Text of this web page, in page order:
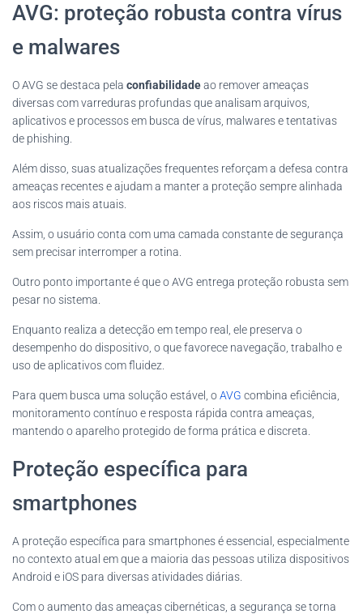
AVG: proteção robusta contra vírus
e malwares
O AVG se destaca pela confiabilidadeao remover ameaças
diversas com varreduras profundas que analisam arquivos,
aplicativos e processos em busca de vírus, malwares e tentativas
de phishing.
Além disso, suas atualizações frequentes reforçam a defesa contra
ameaças recentes e ajudam a manter a proteção sempre alinhada
aos riscos mais atuais.
Assim, o usuário conta com uma camada constante de segurança
sem precisar interromper a rotina.
Outro ponto importante é que o AVG entrega proteção robusta sem
pesar no sistema.
Enquanto realiza a detecção em tempo real, ele preserva o
desempenho do dispositivo, o que favorece navegação, trabalho e
uso de aplicativos com fluidez.
Para quem busca uma solução estável, oAVG combina eficiência,
monitoramento contínuo e resposta rápida contra ameaças,
mantendo o aparelho protegido de forma prática e discreta.
Proteção específica para
smartphones
A proteção específica para smartphones é essencial, especialmente
no contexto atual em que a maioria das pessoas utiliza dispositivos
Android e iOS para diversas atividades diárias.
Com o aumento das ameaças cibernéticas, a segurança se torna